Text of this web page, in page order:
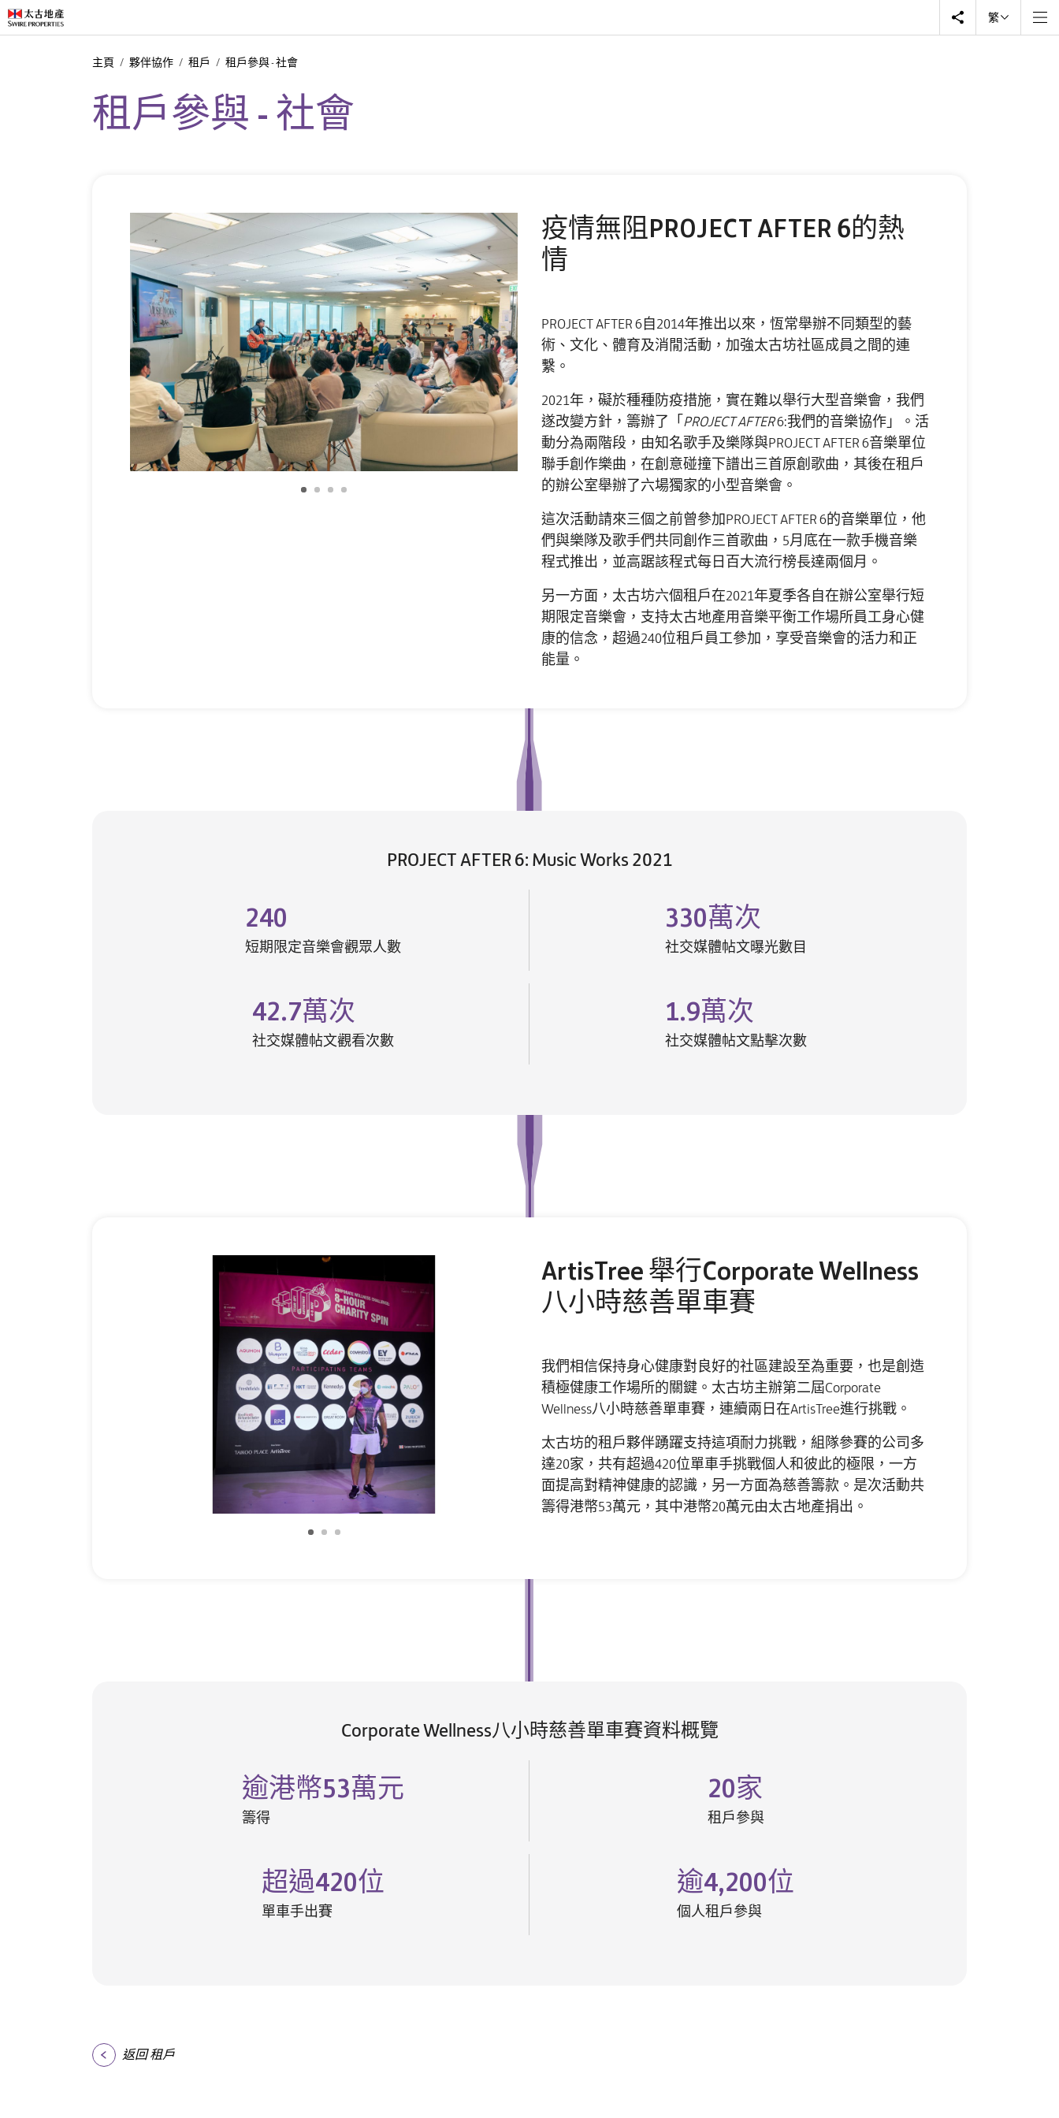
繁
主頁 夥伴協作 租戶 租戶參與 - 社會
租戶參與 - 社會
疫情無阻PROJECT AFTER 6的熱
情
PROJECT AFTER 6自2014年推出以來，恆常舉辦不同類型的藝
術、文化、體育及消閒活動，加強太古坊社區成員之間的連
繫。
2021年，礙於種種防疫措施，實在難以舉行大型音樂會，我們
遂改變方針，籌辦了「 PROJECT AFTER6:我們的音樂協作」。活
動分為兩階段，由知名歌手及樂隊與PROJECT AFTER 6音樂單位
聯手創作樂曲，在創意碰撞下譜出三首原創歌曲，其後在租戶
的辦公室舉辦了六場獨家的小型音樂會。
這次活動請來三個之前曾參加PROJECT AFTER 6的音樂單位，他
們與樂隊及歌手們共同創作三首歌曲，5月底在一款手機音樂
程式推出，並高踞該程式每日百大流行榜長達兩個月。
另一方面，太古坊六個租戶在2021年夏季各自在辦公室舉行短
期限定音樂會，支持太古地產用音樂平衡工作場所員工身心健
康的信念，超過240位租戶員工參加，享受音樂會的活力和正
能量。
PROJECT AFTER 6: Music Works 2021
240
短期限定音樂會觀眾人數
330萬次
社交媒體帖文曝光數目
42.7萬次
社交媒體帖文觀看次數
1.9萬次
社交媒體帖文點擊次數
ArtisTree 舉行Corporate Wellness
八小時慈善單車賽
我們相信保持身心健康對良好的社區建設至為重要，也是創造
積極健康工作場所的關鍵。太古坊主辦第二屆Corporate
Wellness八小時慈善單車賽，連續兩日在ArtisTree進行挑戰。
太古坊的租戶夥伴踴躍支持這項耐力挑戰，組隊參賽的公司多
達20家，共有超過420位單車手挑戰個人和彼此的極限，一方
面提高對精神健康的認識，另一方面為慈善籌款。是次活動共
籌得港幣53萬元，其中港幣20萬元由太古地產捐出。
Corporate Wellness八小時慈善單車賽資料概覽
逾港幣53萬元
籌得
20家
租戶參與
超過420位
單車手出賽
逾4,200位
個人租戶參與
返回 租戶